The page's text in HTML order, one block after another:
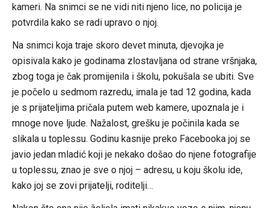
kameri. Na snimci se ne vidi niti njeno lice, no policija je
potvrdila kako se radi upravo o njoj.
Na snimci koja traje skoro devet minuta, djevojka je
opisivala kako je godinama zlostavljana od strane vršnjaka,
zbog toga je čak promijenila i školu, pokušala se ubiti. Sve
je počelo u sedmom razredu, imala je tad 12 godina, kada
je s prijateljima pričala putem web kamere, upoznala je i
mnoge nove ljude. Nažalost, grešku je počinila kada se
slikala u toplessu. Godinu kasnije preko Facebooka joj se
javio jedan mladić koji je nekako došao do njene fotografije
u toplessu, znao je sve o njoj – adresu, u koju školu ide,
kako joj se zovi prijatelji, roditelji…